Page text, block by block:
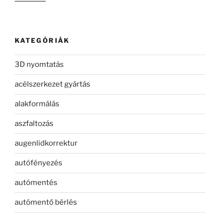
KATEGÓRIÁK
3D nyomtatás
acélszerkezet gyártás
alakformálás
aszfaltozás
augenlidkorrektur
autófényezés
autómentés
autómentő bérlés